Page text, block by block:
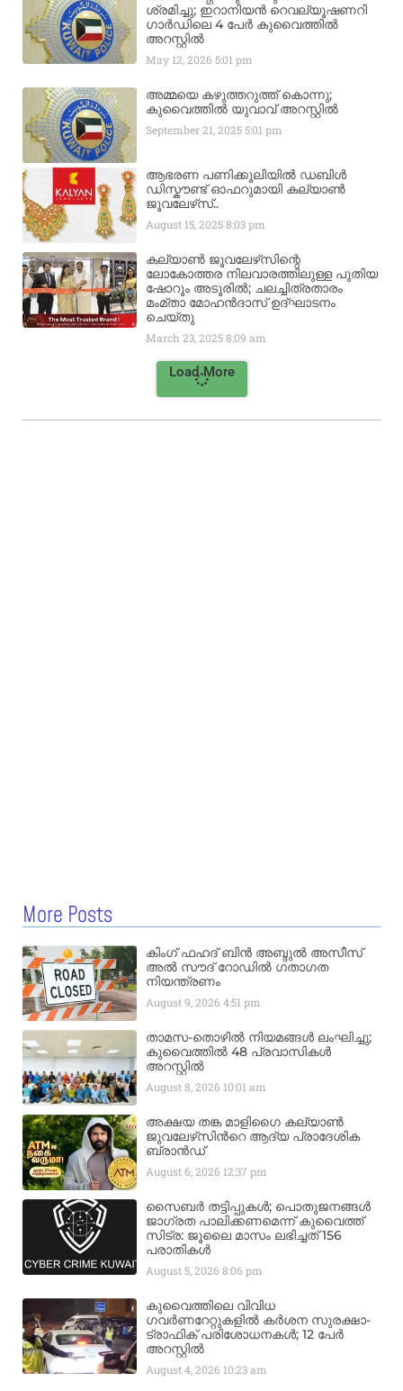
ശ്രമിച്ചു; ഇറാനിയൻ റെവല്യൂഷണറി
ഗാർഡിലെ 4 പേർ കുവൈത്തിൽ
അറസ്റ്റിൽ
May 12, 20265:01 pm
അമ്മയെ കഴുത്തറുത്ത് കൊന്നു;
കുവൈത്തിൽ യുവാവ് അറസ്റ്റിൽ
September 21, 20255:01 pm
ആഭരണ പണിക്കൂലിയിൽ ഡബിൾ
ഡിസ്കൗണ്ട് ഓഫറുമായി കല്യാൺ
ജൂവലേഴ്‌സ്..
August 15, 20258:03 pm
കല്യാൺ ജൂവലേഴ്‌സിന്റെ
ലോകോത്തര നിലവാരത്തിലുള്ള പുതിയ
ഷോറൂം അടൂരിൽ; ചലച്ചിത്രതാരം
മംമ്താ മോഹൻദാസ് ഉദ്ഘാടനം
ചെയ്‌തു
March 23, 20258:09 am
Load More
More Posts
കിംഗ് ഫഹദ് ബിൻ അബ്ദുൽ അസീസ്
അൽ സൗദ് റോഡിൽ ഗതാഗത
നിയന്ത്രണം
August 9, 20264:51 pm
താമസ-തൊഴിൽ നിയമങ്ങൾ ലംഘിച്ചു;
കുവൈത്തിൽ 48 പ്രവാസികൾ
അറസ്റ്റിൽ
August 8, 2026 10:01 am
അക്ഷയ തങ്ക മാളിഗൈ കല്യാണ്‍
ജുവലേഴ്‌സിന്‍റെ ആദ്യ പ്രാദേശിക
ബ്രാന്‍ഡ്
August 6, 2026 12:37 pm
സൈബർ തട്ടിപ്പുകൾ; പൊതുജനങ്ങൾ
ജാഗ്രത പാലിക്കണമെന്ന് കുവൈത്ത്
സിട്ര: ജൂലൈ മാസം ലഭിച്ചത് 156
പരാതികൾ
August 5, 20268:06 pm
കുവൈത്തിലെ വിവിധ
ഗവർണറേറ്റുകളിൽ കർശന സുരക്ഷാ-
ട്രാഫിക് പരിശോധനകൾ; 12 പേർ
അറസ്റ്റിൽ
August 4, 2026 10:23 am